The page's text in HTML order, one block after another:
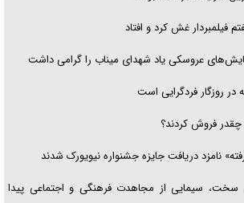
می‌شود؟
فیلمبردار غش کرد و افتاد
عروسکی یاد شهدای میناب را گرامی داشت
در روزگار فردگرایی است
چقدر فروش کردند؟
رفته» نامزد دریافت جایزه جشنواره نیویورک شدند
سخت، سیمایی از مجاهدت فرهنگی و اجتماعی پیدا